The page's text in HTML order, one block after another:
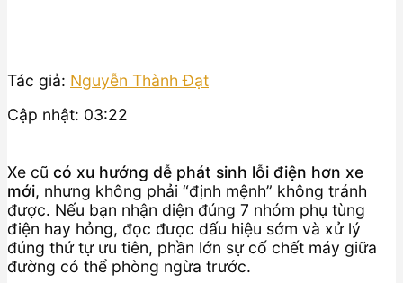
Tác giả: Nguyễn Thành Đạt
Cập nhật: 03:22
Xe cũ có xu hướng dễ phát sinh lỗi điện hơn xe
mới, nhưng không phải “định mệnh” không tránh
được. Nếu bạn nhận diện đúng 7 nhóm phụ tùng
điện hay hỏng, đọc được dấu hiệu sớm và xử lý
đúng thứ tự ưu tiên, phần lớn sự cố chết máy giữa
đường có thể phòng ngừa trước.